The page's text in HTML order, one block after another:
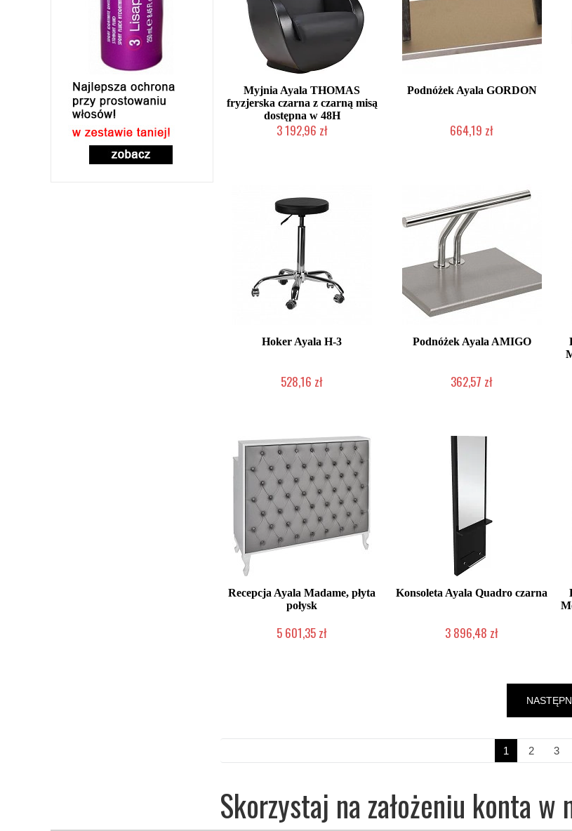
Myjnia Ayala THOMAS
fryzjerska czarna z czarną misą
dostępna w 48H
3 192,96 zł
Podnóżek Ayala GORDON
664,19 zł
Hoker Ayala H-3
528,16 zł
Podnóżek Ayala AMIGO
362,57 zł
Recepcja Ayala Madame, płyta
połysk
5 601,35 zł
Konsoleta Ayala Quadro czarna
3 896,48 zł
1 2 3
Skorzystaj na założeniu konta w